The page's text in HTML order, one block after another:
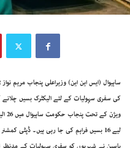
کی سفری سہولیات کے لئے الیکٹرک بسیں
لیے 16 بسیں فراہم کی جا رہی ہیں۔ ڈپٹی